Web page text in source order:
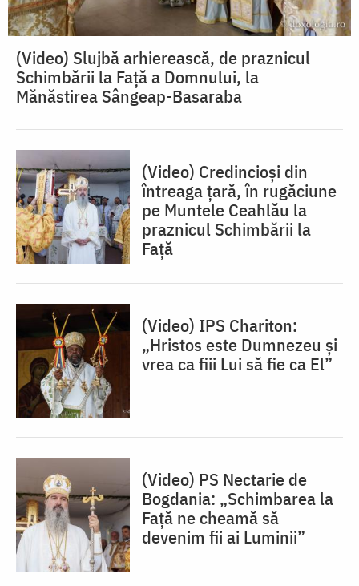
(Video) Slujbă arhierească, de praznicul
Schimbării la Față a Domnului, la
Mănăstirea Sângeap-Basaraba
(Video) Credincioși din
întreaga țară, în rugăciune
pe Muntele Ceahlău la
praznicul Schimbării la
Față
(Video) IPS Chariton:
„Hristos este Dumnezeu și
vrea ca fiii Lui să fie ca El”
(Video) PS Nectarie de
Bogdania: „Schimbarea la
Față ne cheamă să
devenim fii ai Luminii”